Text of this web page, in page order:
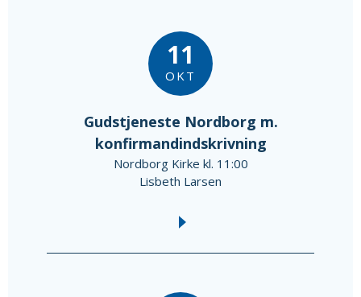
11
OKT
Gudstjeneste Nordborg m.
konfirmandindskrivning
Nordborg Kirke kl. 11:00
Lisbeth Larsen